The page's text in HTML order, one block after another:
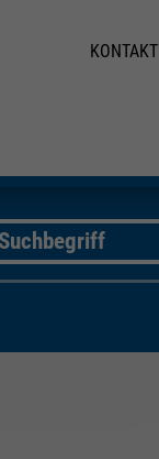
KONTAKT